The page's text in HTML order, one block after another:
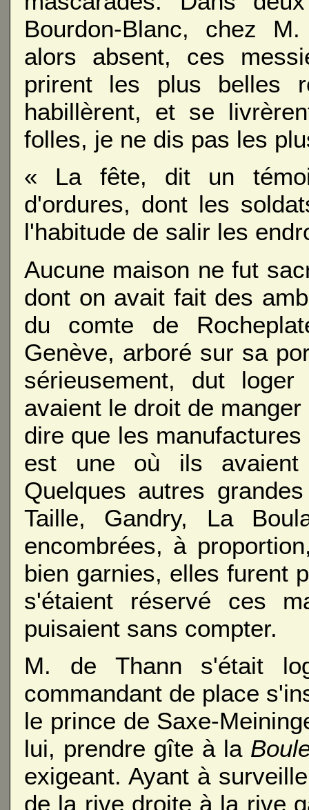
Bourdon-Blanc, chez
alors absent, ces
prirent les plus belles
habillèrent, et se
folles, je ne dis pas les
« La fête, dit un
d'ordures, dont les
l'habitude de salir les
Aucune maison ne fut
dont on avait fait des
du comte de
Genève, arboré sur sa
sérieusement, dut
avaient le droit de
dire que les
est une où ils avaient
Quelques autres
Taille, Gandry, La
encombrées, à
bien garnies, elles furent
s'étaient réservé ces
puisaient sans compter.
M. de Thann s'était
commandant de place
le prince de Saxe-
lui, prendre gîte à la
exigeant. Ayant à
de la rive droite à la rive